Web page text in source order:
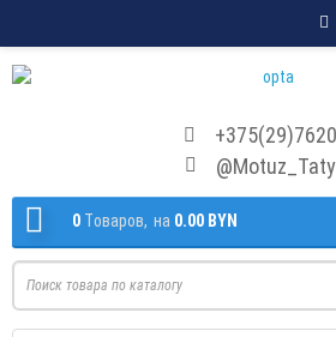
0 Tоваров, на 0.00 BYN